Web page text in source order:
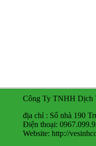
Công Ty TNHH Dịch
địa chỉ : Số nhà 190
Điện thoại:
Website: http://